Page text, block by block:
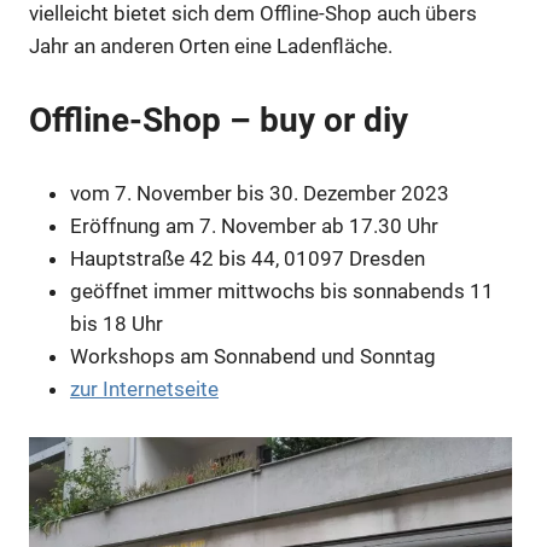
Anzeige
Anzeige
Anzeige
Anzeige
Anzeige
vielleicht bietet sich dem Offline-Shop auch übers
Jahr an anderen Orten eine Ladenfläche.
Offline-Shop – buy or diy
vom 7. November bis 30. Dezember 2023
Eröffnung am 7. November ab 17.30 Uhr
Hauptstraße 42 bis 44, 01097 Dresden
geöffnet immer mittwochs bis sonnabends 11
bis 18 Uhr
Workshops am Sonnabend und Sonntag
zur Internetseite